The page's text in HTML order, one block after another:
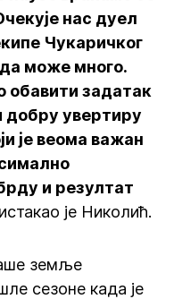
нас дуел
Чукаричког
да може много.
обавити задатак
добру увертиру
је веома важан
и резултат
истакао је Николић.
земље
сезоне када је